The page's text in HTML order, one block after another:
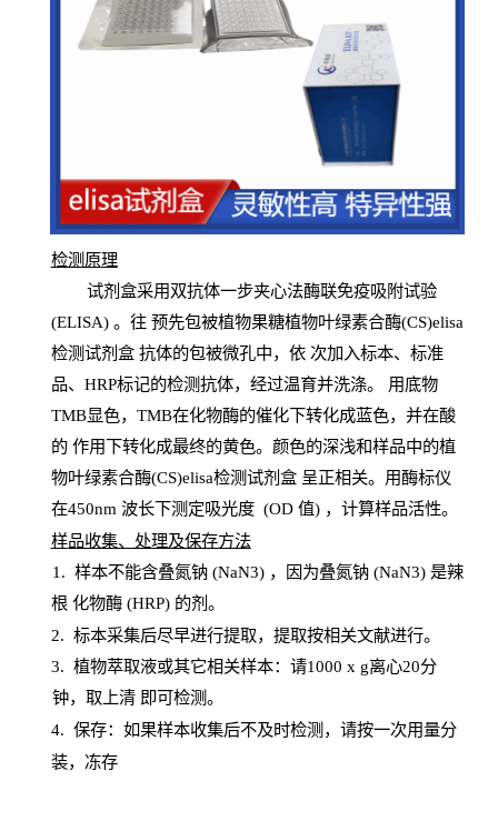
检测原理
试剂盒采用双抗体一步夹心法酶联免疫吸附试验
(ELISA) 。往 预先包被植物果糖植物叶绿素合酶(CS)elisa
检测试剂盒抗体的包被微孔中，依 次加入标本、标准
品、 HRP标记的检测抗体，经过温育并洗涤。
用底物
TMB显色， TMB在化物酶的催化下转化成蓝色，并在酸
的 作用下转化成最终的黄色。颜色的深浅和样品中的植
物叶绿素合酶(CS)elisa检测试剂盒呈正相关。用酶标仪
在450nm 波长下测定吸光度 (OD 值) ，计算样品活性。
样品收集、处理及保存方法
1 . 样本不能含叠氮钠(NaN3) ，因为叠氮钠 (NaN3) 是辣
根 化物酶(HRP) 的剂。
2. 标本采集后尽早进行提取，提取按相关文献进行。
3. 植物萃取液或其它相关样本：请1000 x g离心20分
钟，取上清 即可检测。
4. 保存：如果样本收集后不及时检测，请按一次用量分
装，冻存